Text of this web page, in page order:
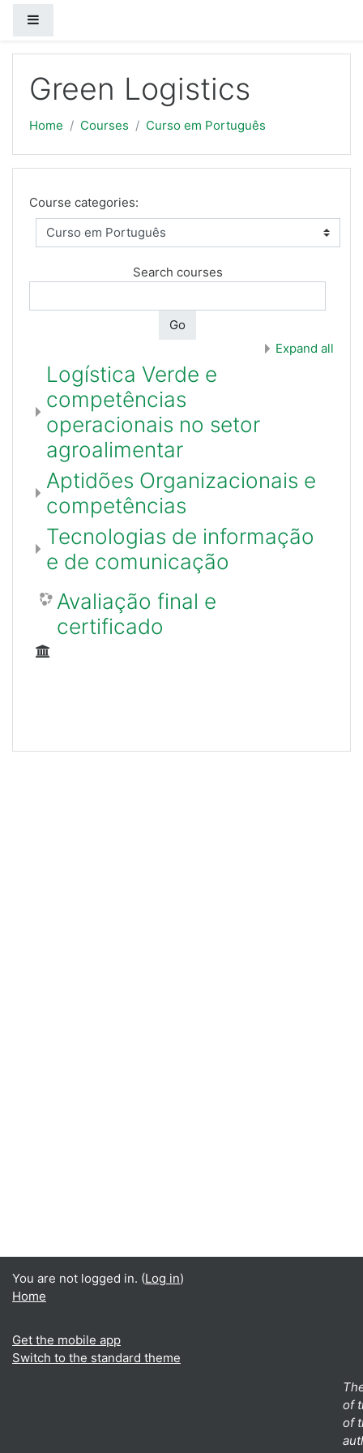
Green Logistics
Home Courses Curso em Português
Course categories:
Search courses
Go
Expand all
Logística Verde e
competências
operacionais no setor
agroalimentar
Aptidões Organizacionais e
competências
Tecnologias de informação
e de comunicação
Avaliação final e
certificado
You are not logged in. (Log in)
Home
Get the mobile app
Switch to the standard theme
of
of